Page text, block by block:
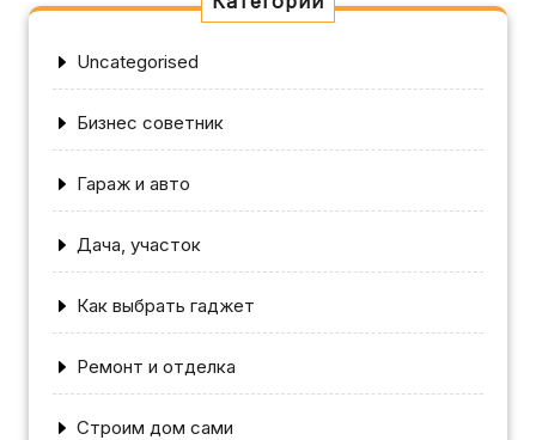
Uncategorised
Бизнес советник
Гараж и авто
Дача, участок
Как выбрать гаджет
Ремонт и отделка
Строим дом сами